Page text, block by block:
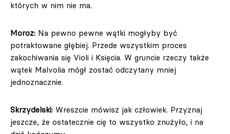
których w nim nie ma.
Moroz: Na pewno pewne wątki mogłyby być
potraktowane głębiej. Przede wszystkim proces
zakochiwania się Violi i Księcia. W gruncie rzeczy także
wątek Malvolia mógł zostać odczytany mniej
jednoznacznie.
Skrzydelski: Wreszcie mówisz jak człowiek. Przyznaj
jeszcze, że ostatecznie cię to wszystko znużyło, i na